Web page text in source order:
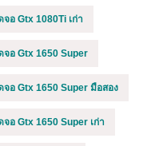
อ Gtx 1080Ti เก่า
จอ Gtx 1650 Super
จอ Gtx 1650 Super มือสอง
อ Gtx 1650 Super เก่า